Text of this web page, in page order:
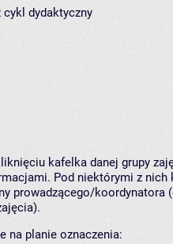
cykl dydaktyczny
kafelka danej grupy
Pod niektórymi z nich
prowadzącego/koordynatora
na planie oznaczenia: